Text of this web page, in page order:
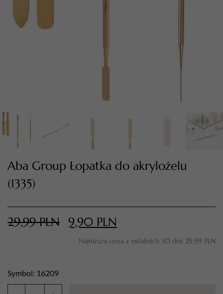
TWÓJ KOSZYK (0)
Suma koszyka (
PRZEJDŹ DO KOSZYKA
Aba Group Łopatka do akrylożelu
(1335)
29,99PLN 9,90 PLN
Najniższa cena z ostatnich 30 dni: 29,99 PLN
Symbol: 16209